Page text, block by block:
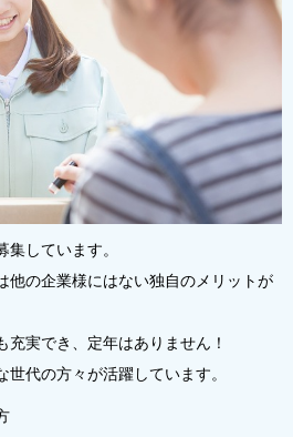
しています。
他の企業様にはない独自のメリットが
実でき、定年はありません！
代の方々が活躍しています。